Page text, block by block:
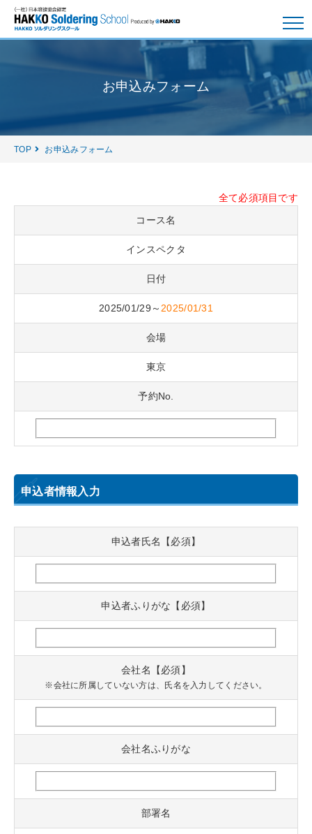
お申込みフォーム
TOP お申込みフォーム
全て必須項目です
コース名
インスペクタ
日付
2025/01/29～ 2025/01/31
会場
東京
予約No.
申込者情報入力
申込者氏名【必須】
申込者ふりがな【必須】
会社名【必須】
※会社に所属していない方は、氏名を入力してください。
会社名ふりがな
部署名